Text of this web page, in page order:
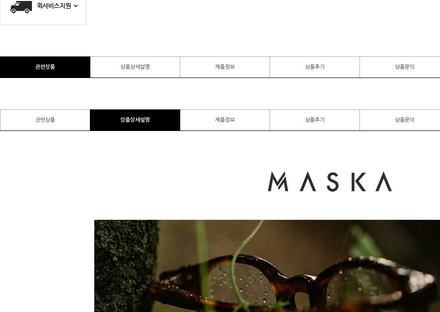
관련상품 상품상세설명 제품정보 상품후기 상품문의
관련상품 상품상세설명 제품정보 상품후기 상품문의